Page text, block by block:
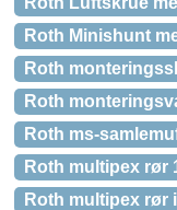
Roth Minishunt
Roth
Roth
Roth ms-
Roth multipex rør
Roth multipex rør